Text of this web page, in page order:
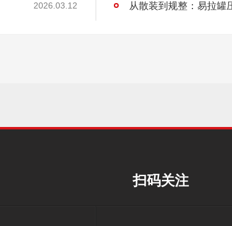
2026.03.12 从散装到规整：易拉罐
扫码关注